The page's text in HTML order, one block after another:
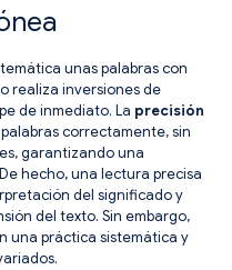
unas palabras con
realiza inversiones de
de inmediato. La precisión
correctamente, sin
garantizando una
hecho, una lectura precisa
del significado y
del texto. Sin embargo,
una práctica sistemática y